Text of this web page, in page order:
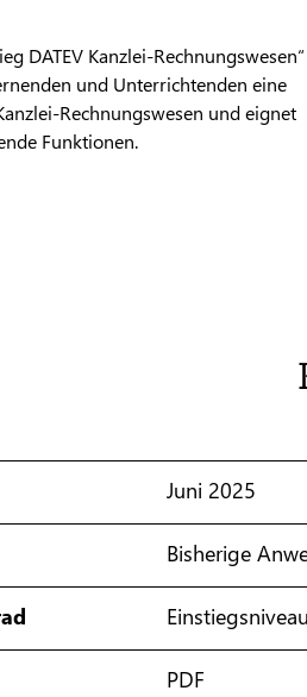
DATEV Kanzlei-Rechnungswesen“
und Unterrichtenden eine
Rechnungswesen und eignet
Funktionen.
Juni 2025
Bisherige
Einstiegsniveau
PDF